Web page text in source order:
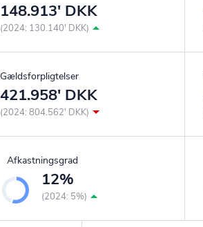
148.913' DKK
(2024: 130.140' DKK)
Gældsforpligtelser
421.958' DKK
(2024: 804.562' DKK)
Afkastningsgrad
12%
(2024: 5%)